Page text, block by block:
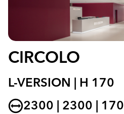
CIRCOLO
L-VERSION | H 170
2300 | 2300 | 170